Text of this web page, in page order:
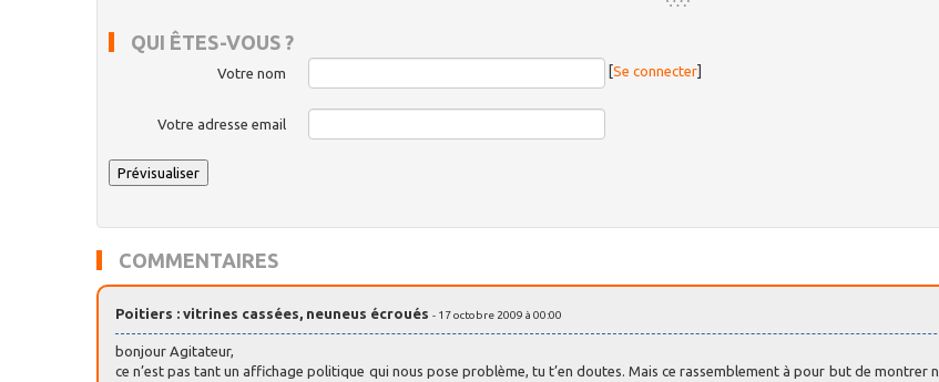
QUI ÊTES-VOUS ?
Votre nom [Se connecter]
Votre adresse email
COMMENTAIRES
Poitiers : vitrines cassées, neuneus écroués - 17 octobre 2009 à 00:00
bonjour Agitateur,
ce n’est pas tant un affichage politique qui nous pose problème, tu t’en doutes. Mais ce rassemblement à pour but de montrer